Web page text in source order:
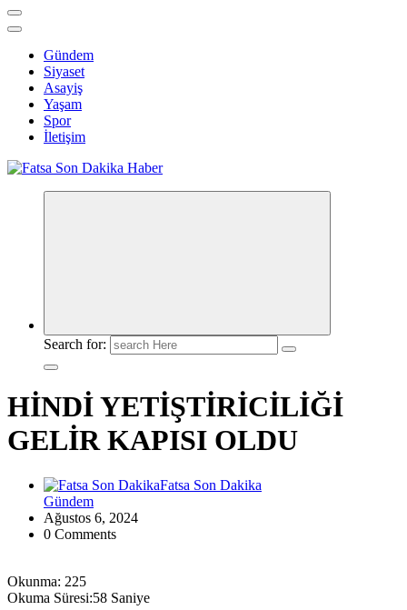
Gündem
Siyaset
Asayiş
Yaşam
Spor
İletişim
Search for:
HİNDİ YETİŞTİRİCİLİĞİ
GELİR KAPISI OLDU
Fatsa Son Dakika
Gündem
Ağustos 6, 2024
0 Comments
Okunma: 225
Okuma Süresi:58 Saniye